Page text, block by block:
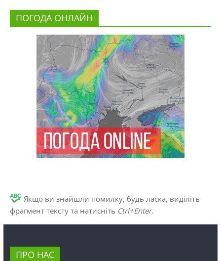
ПОГОДА ОНЛАЙН
Якщо ви знайшли помилку, будь ласка, виділіть
фрагмент тексту та натисніть Ctrl+Enter.
ПРО НАС